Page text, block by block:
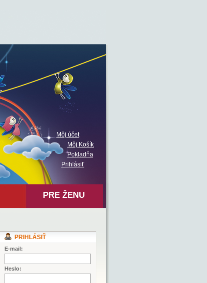
Môj účet
Môj Košík
Pokladňa
Prihlásiť
PRE ŽENU
PRIHLÁSIŤ
E-mail:
Heslo: